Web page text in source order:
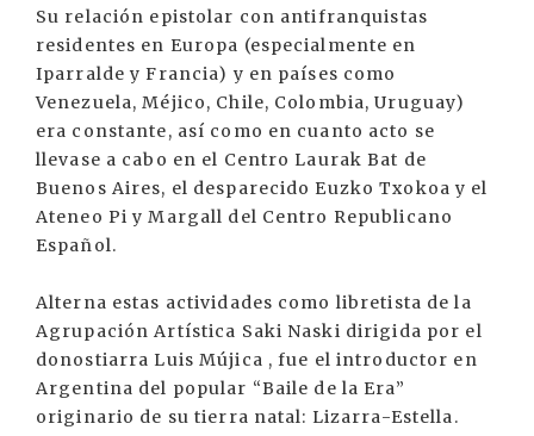
Su relación epistolar con antifranquistas
residentes en Europa (especialmente en
Iparralde y Francia) y en países como
Venezuela, Méjico, Chile, Colombia, Uruguay)
era constante, así como en cuanto acto se
llevase a cabo en el Centro Laurak Bat de
Buenos Aires, el desparecido Euzko Txokoa y el
Ateneo Pi y Margall del Centro Republicano
Español.
Alterna estas actividades como libretista de la
Agrupación Artística Saki Naski dirigida por el
donostiarra Luis Mújica , fue el introductor en
Argentina del popular “Baile de la Era”
originario de su tierra natal: Lizarra-Estella.